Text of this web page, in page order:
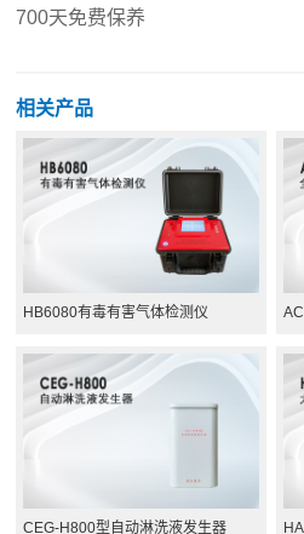
700天免费保养
相关产品
HB6080有毒有害气体检测仪
CEG-H800型自动淋洗液发生器